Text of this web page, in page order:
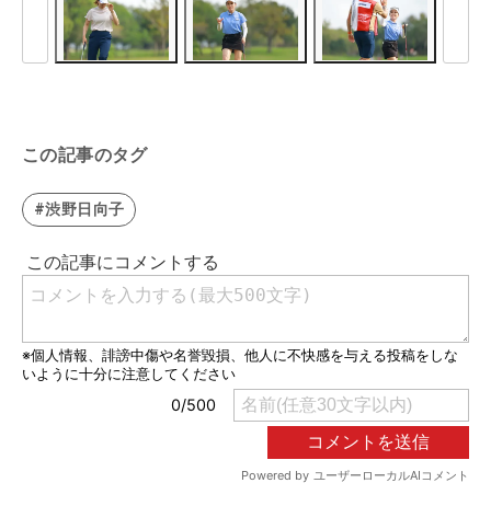
この記事のタグ
#渋野日向子